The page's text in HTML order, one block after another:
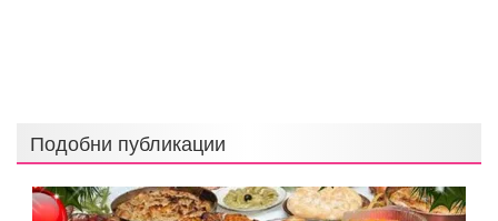
Подобни публикации